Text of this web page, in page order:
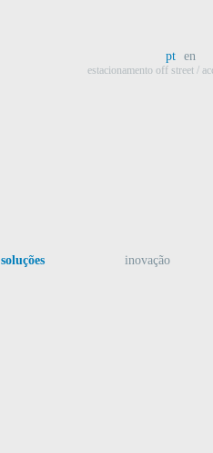
pt en
soluções inovação
estacionamento off street /